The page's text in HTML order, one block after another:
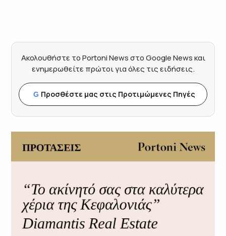
Ακολουθήστε το Portoni News στο Google News και
ενημερωθείτε πρώτοι για όλες τις ειδήσεις.
G Προσθέστε μας στις Προτιμώμενες Πηγές